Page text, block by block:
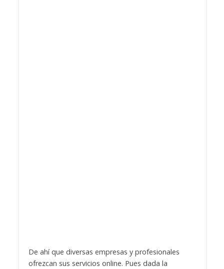
De ahí que diversas empresas y profesionales
ofrezcan sus servicios online. Pues dada la